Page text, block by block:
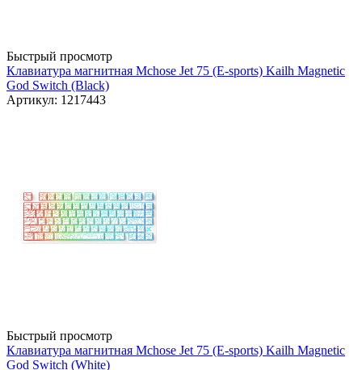
Быстрый просмотр
Клавиатура магнитная Mchose Jet 75 (E-sports) Kailh Magnetic
God Switch (Black)
Артикул: 1217443
Быстрый просмотр
Клавиатура магнитная Mchose Jet 75 (E-sports) Kailh Magnetic
God Switch (White)